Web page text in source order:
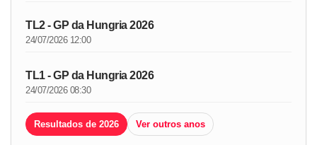
TL2 - GP da Hungria 2026
24/07/2026 12:00
TL1 - GP da Hungria 2026
24/07/2026 08:30
Resultados de 2026 Ver outros anos